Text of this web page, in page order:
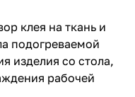
клея на ткань и
подогреваемой
изделия со стола,
рабочей